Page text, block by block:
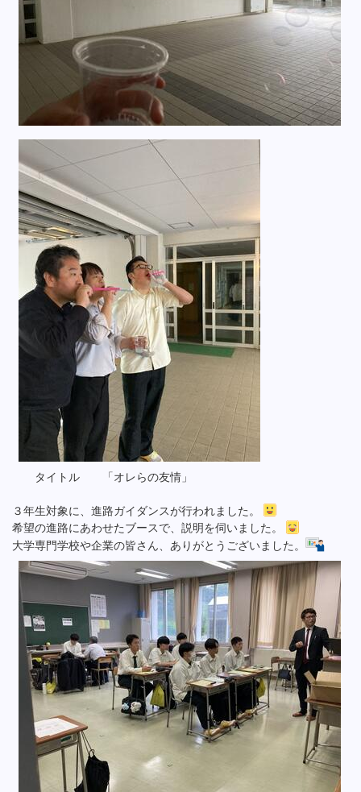
タイトル 「オレらの友情」
３年生対象に、進路ガイダンスが行われました。
希望の進路にあわせたブースで、説明を伺いました。
大学専門学校や企業の皆さん、ありがとうございました。